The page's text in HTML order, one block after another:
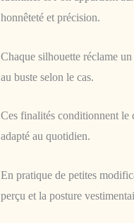
honnêteté et précision.
Chaque silhouette réclame
au buste selon le cas.
Ces finalités conditionnent le
adapté au quotidien.
En pratique de petites
perçu et la posture